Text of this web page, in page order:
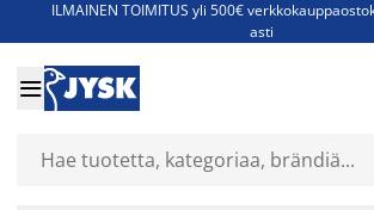
ILMAINEN TOIMITUS yli 500€
asti
Jenkkisänkyjä - Säästä jopa 60%
